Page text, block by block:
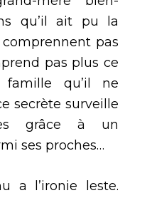
qu’il ait pu la
pas
pas plus ce
qu’il ne
secrète surveille
grâce à un
ses proches…
a l’ironie leste.